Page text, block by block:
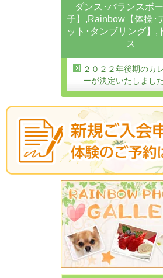
ダンス･バランスボ
子】
Rainbow【体操･
ット･タンブリング】
ス
２０２２年後期のカ
ーが決定いたしました